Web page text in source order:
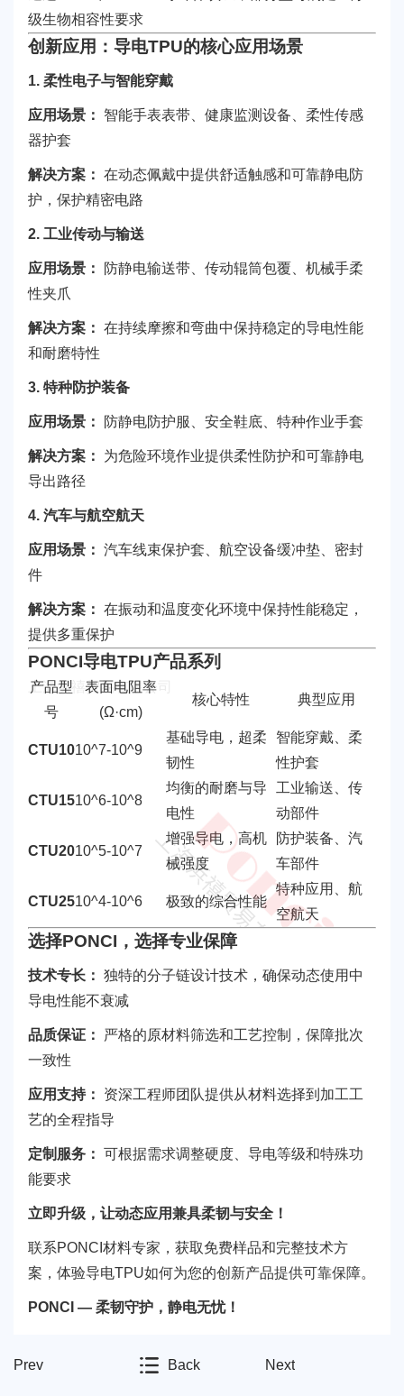
级生物相容性要求
创新应用：导电TPU的核心应用场景
1. 柔性电子与智能穿戴
应用场景：
智能手表表带、健康监测设备、柔性传感
器护套
解决方案： 在动态佩戴中提供舒适触感和可靠静电防
护，保护精密电路
2. 工业传动与输送
应用场景：
防静电输送带、传动辊筒包覆、机械手柔
性夹爪
解决方案： 在持续摩擦和弯曲中保持稳定的导电性能
和耐磨特性
3. 特种防护装备
应用场景： 防静电防护服、安全鞋底、特种作业手套
解决方案：
为危险环境作业提供柔性防护和可靠静电
导出路径
4. 汽车与航空航天
应用场景： 汽车线束保护套、航空设备缓冲垫、密封
件
解决方案： 在振动和温度变化环境中保持性能稳定，
提供多重保护
PONCI导电TPU产品系列
产品型
号
表面电阻率
(Ω·cm)
核心特性 典型应用
CTU1010^7-10^9
基础导电，超柔
韧性
智能穿戴、柔
性护套
CTU1510^6-10^8
均衡的耐磨与导
电性
工业输送、传
动部件
CTU2010^5-10^7
增强导电，高机
械强度
防护装备、汽
车部件
CTU2510^4-10^6 极致的综合性能
特种应用、航
空航天
选择PONCI，选择专业保障
技术专长： 独特的分子链设计技术，确保动态使用中
导电性能不衰减
品质保证：
严格的原材料筛选和工艺控制，保障批次
一致性
应用支持：
资深工程师团队提供从材料选择到加工工
艺的全程指导
定制服务： 可根据需求调整硬度、导电等级和特殊功
能要求
立即升级，让动态应用兼具柔韧与安全！
联系PONCI材料专家，获取免费样品和完整技术方
案，体验导电TPU如何为您的创新产品提供可靠保障。
PONCI — 柔韧守护，静电无忧！
Prev Back Next